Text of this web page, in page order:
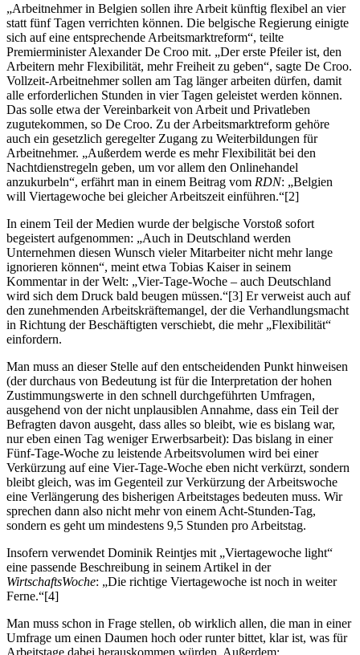
„Arbeitnehmer in Belgien sollen ihre Arbeit künftig flexibel an vier
statt fünf Tagen verrichten können. Die belgische Regierung einigte
sich auf eine entsprechende Arbeitsmarktreform“, teilte
Premierminister Alexander De Croo mit. „Der erste Pfeiler ist, den
Arbeitern mehr Flexibilität, mehr Freiheit zu geben“, sagte De Croo.
Vollzeit-Arbeitnehmer sollen am Tag länger arbeiten dürfen, damit
alle erforderlichen Stunden in vier Tagen geleistet werden können.
Das solle etwa der Vereinbarkeit von Arbeit und Privatleben
zugutekommen, so De Croo. Zu der Arbeitsmarktreform gehöre
auch ein gesetzlich geregelter Zugang zu Weiterbildungen für
Arbeitnehmer. „Außerdem werde es mehr Flexibilität bei den
Nachtdienstregeln geben, um vor allem den Onlinehandel
anzukurbeln“, erfährt man in einem Beitrag vom RDN: „Belgien
will Viertagewoche bei gleicher Arbeitszeit einführen.“[2]
In einem Teil der Medien wurde der belgische Vorstoß sofort
begeistert aufgenommen: „Auch in Deutschland werden
Unternehmen diesen Wunsch vieler Mitarbeiter nicht mehr lange
ignorieren können“, meint etwa Tobias Kaiser in seinem
Kommentar in der Welt: „Vier-Tage-Woche – auch Deutschland
wird sich dem Druck bald beugen müssen.“[3] Er verweist auch auf
den zunehmenden Arbeitskräftemangel, der die Verhandlungsmacht
in Richtung der Beschäftigten verschiebt, die mehr „Flexibilität“
einfordern.
Man muss an dieser Stelle auf den entscheidenden Punkt hinweisen
(der durchaus von Bedeutung ist für die Interpretation der hohen
Zustimmungswerte in den schnell durchgeführten Umfragen,
ausgehend von der nicht unplausiblen Annahme, dass ein Teil der
Befragten davon ausgeht, dass alles so bleibt, wie es bislang war,
nur eben einen Tag weniger Erwerbsarbeit): Das bislang in einer
Fünf-Tage-Woche zu leistende Arbeitsvolumen wird bei einer
Verkürzung auf eine Vier-Tage-Woche eben nicht verkürzt, sondern
bleibt gleich, was im Gegenteil zur Verkürzung der Arbeitswoche
eine Verlängerung des bisherigen Arbeitstages bedeuten muss. Wir
sprechen dann also nicht mehr von einem Acht-Stunden-Tag,
sondern es geht um mindestens 9,5 Stunden pro Arbeitstag.
Insofern verwendet Dominik Reintjes mit „Viertagewoche light“
eine passende Beschreibung in seinem Artikel in der
WirtschaftsWoche: „Die richtige Viertagewoche ist noch in weiter
Ferne.“[4]
Man muss schon in Frage stellen, ob wirklich allen, die man in einer
Umfrage um einen Daumen hoch oder runter bittet, klar ist, was für
Arbeitstage dabei herauskommen würden. Außerdem: